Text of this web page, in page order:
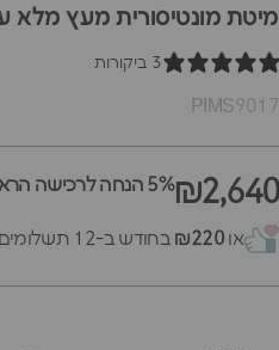
מיטת מונטיסורית מעץ
3 ביקורות
PIMS9017
₪2,6405% הנחה לרכישה הראשונה,
או₪220 בחודש ב-12 תשלומים, ללא ריבית